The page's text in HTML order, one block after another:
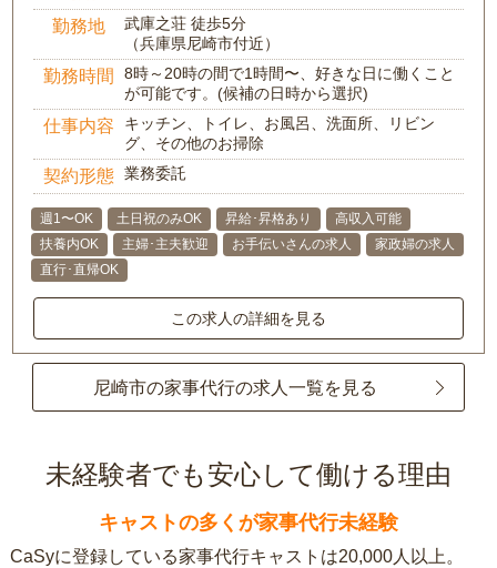
勤務地
武庫之荘 徒歩5分
（兵庫県尼崎市付近）
勤務時間
8時～20時の間で1時間〜、好きな日に働くこと
が可能です。(候補の日時から選択)
仕事内容
キッチン、トイレ、お風呂、洗面所、リビン
グ、その他のお掃除
契約形態 業務委託
週1〜OK 土日祝のみOK 昇給･昇格あり
高収入可能
扶養内OK
主婦･主夫歓迎 お手伝いさんの求人
家政婦の求人
直行･直帰OK
この求人の詳細を見る
尼崎市の家事代行の求人一覧を見る
未経験者でも安心して働ける理由
キャストの多くが家事代行未経験
CaSyに登録している家事代行キャストは20,000人以上。